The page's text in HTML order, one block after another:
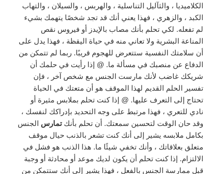
الكلاميديا ​​، والثآليل التناسلية ، والهربس ، والسيلان ، والتهاب
الكبد ، والزهري ، فهذا يعني أنك قد تجد شخصًا يتهمك بشيء
لم تفعله. لكي تحلم بأنك مصاب بالإيدز أو فيروس نقص
المناعة البشرية ولا تعاني منه في حياة اليقظة ، فهذا يدل على
أن سلامتك النفسية ستتعرض للهجوم قريبًا. ربما لم تتمكن من
الدفاع عن منصبك في مسألة ما. @ إذا رأيت في حلمك أن
شريكك غاضب لأنك مارست الجنس مع شخص آخر ، فإن
تفسير الحلم القديم لهذا الموقف هو أن متعتك في الحياة
تحتاج إلى التعرف عليها. @ إذا كنت تحلم بملابس مثيرة أو
نادي للتعري ، فهذا مرتبط على وجه التحديد بإدراكك لنفسك ،
وقد حان الوقت لتحسين سمعتك. أن تحلم بأنكتمارس الجنس
بكامل ملابسه يشير إلى أنك كنت تشعر بالذنب حيال موقف
متعلق بعلاقاتك ، وأنك تخفي شيئًا ما. هذا الذنب هو فشل في
الالتزام. إذا كنت تحلم أن يكون لديك موعد أو محادثة أو وجبة
قبل ممارسة الجنس بالفعل ، فهذا يشير إلى أنك ستتمكن من